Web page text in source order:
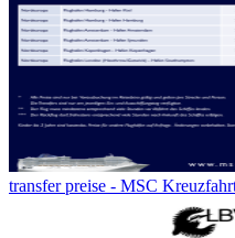
transfer preise - MSC